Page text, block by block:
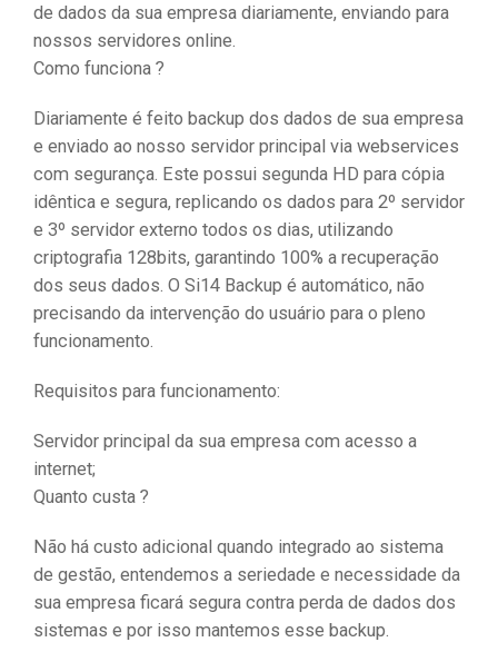
de dados da sua empresa diariamente, enviando para
nossos servidores online.
Como funciona ?
Diariamente é feito backup dos dados de sua empresa
e enviado ao nosso servidor principal via webservices
com segurança. Este possui segunda HD para cópia
idêntica e segura, replicando os dados para 2º servidor
e 3º servidor externo todos os dias, utilizando
criptografia 128bits, garantindo 100% a recuperação
dos seus dados. O Si14 Backup é automático, não
precisando da intervenção do usuário para o pleno
funcionamento.
Requisitos para funcionamento:
Servidor principal da sua empresa com acesso a
internet;
Quanto custa ?
Não há custo adicional quando integrado ao sistema
de gestão, entendemos a seriedade e necessidade da
sua empresa ficará segura contra perda de dados dos
sistemas e por isso mantemos esse backup.